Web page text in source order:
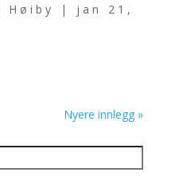
Høiby | jan 21,
Nyere innlegg »